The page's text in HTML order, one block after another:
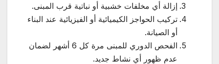
إزالة أي مخلفات خشبية أو نباتية قرب المبنى.
تركيب الحواجز الكيميائية أو الفيزيائية عند البناء
أو الصيانة.
الفحص الدوري للمبنى مرة كل 6 أشهر لضمان
عدم ظهور أي نشاط جديد.